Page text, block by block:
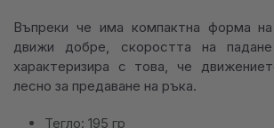
Въпреки че има компактна форма
движи добре, скоростта на
характеризира с това, че
лесно за предаване на ръка.
Тегло: 195 гр